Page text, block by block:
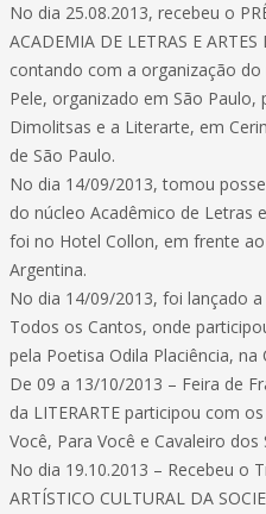
No dia 25.08.2013, recebeu o
ACADEMIA DE LETRAS E
contando com a organização
Pele, organizado em São
Dimolitsas e a Literarte, em
de São Paulo.
No dia 14/09/2013, tomou
do núcleo Acadêmico de Letras
foi no Hotel Collon, em frente
Argentina.
No dia 14/09/2013, foi lançado
Todos os Cantos, onde
pela Poetisa Odila Placiência, na
De 09 a 13/10/2013 – Feira de
da LITERARTE participou com
Você, Para Você e Cavaleiro dos
No dia 19.10.2013 – Recebeu o
ARTÍSTICO CULTURAL DA